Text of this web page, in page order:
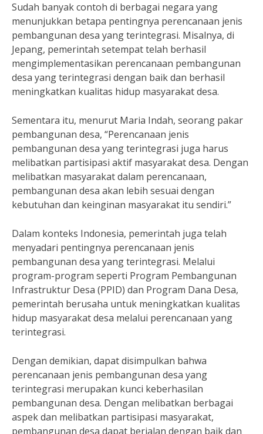
Sudah banyak contoh di berbagai negara yang
menunjukkan betapa pentingnya perencanaan jenis
pembangunan desa yang terintegrasi. Misalnya, di
Jepang, pemerintah setempat telah berhasil
mengimplementasikan perencanaan pembangunan
desa yang terintegrasi dengan baik dan berhasil
meningkatkan kualitas hidup masyarakat desa.
Sementara itu, menurut Maria Indah, seorang pakar
pembangunan desa, “Perencanaan jenis
pembangunan desa yang terintegrasi juga harus
melibatkan partisipasi aktif masyarakat desa. Dengan
melibatkan masyarakat dalam perencanaan,
pembangunan desa akan lebih sesuai dengan
kebutuhan dan keinginan masyarakat itu sendiri.”
Dalam konteks Indonesia, pemerintah juga telah
menyadari pentingnya perencanaan jenis
pembangunan desa yang terintegrasi. Melalui
program-program seperti Program Pembangunan
Infrastruktur Desa (PPID) dan Program Dana Desa,
pemerintah berusaha untuk meningkatkan kualitas
hidup masyarakat desa melalui perencanaan yang
terintegrasi.
Dengan demikian, dapat disimpulkan bahwa
perencanaan jenis pembangunan desa yang
terintegrasi merupakan kunci keberhasilan
pembangunan desa. Dengan melibatkan berbagai
aspek dan melibatkan partisipasi masyarakat,
pembangunan desa dapat berjalan dengan baik dan